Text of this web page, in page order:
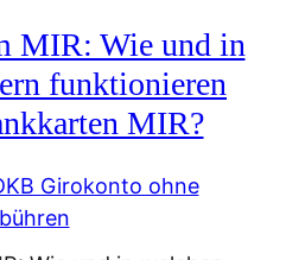
MIR: Wie und in
funktionieren
MIR?
Girokonto ohne